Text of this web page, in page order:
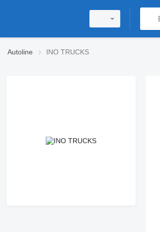
Autoline INO TRUCKS